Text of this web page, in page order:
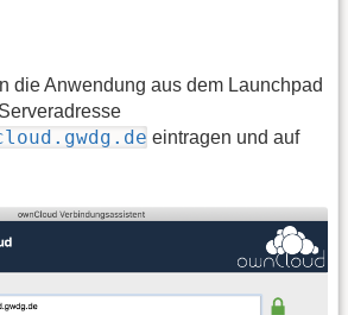
die Anwendung aus dem Launchpad
eintragen und auf